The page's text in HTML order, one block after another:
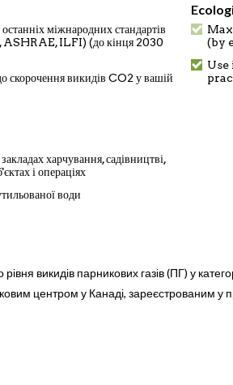
останніх міжнародних стандартів
ASHRAE, ILFI) (до кінця 2030
скорочення викидів CO2 у вашій
(by
Use
харчування, садівництві,
і операціях
води
викидів парникових газів (ПГ) у
центром у Канаді, зареєстрованим у